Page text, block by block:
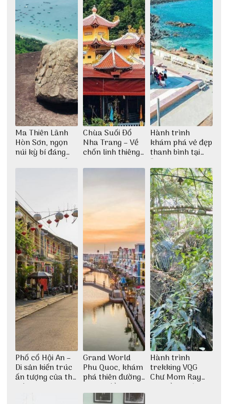
Ma Thiên Lãnh
Hòn Sơn, ngọn
núi kỳ bí đáng
khám phá nhất
Chùa Suối Đổ
Nha Trang – Về
chốn linh thiêng
thiền định
Hành trình
khám phá vẻ đẹp
thanh bình tại
Đảo Phú Quý
Phố cổ Hội An –
Di sản kiến trúc
ấn tượng của thế
giới
Grand World
Phu Quoc, khám
phá thiên đường
giải trí đầy sôi
động
Hành trình
trekking VQG
Chư Mom Ray
tìm về núi rừng